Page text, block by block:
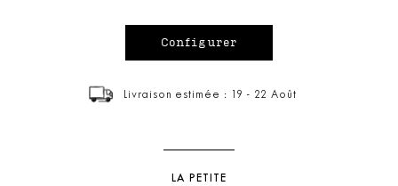
Livraison estimée : 19 - 22 Août
LA PETITE